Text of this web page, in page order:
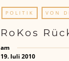
POLITIK VON
RoKos
am
19. Juli 2010